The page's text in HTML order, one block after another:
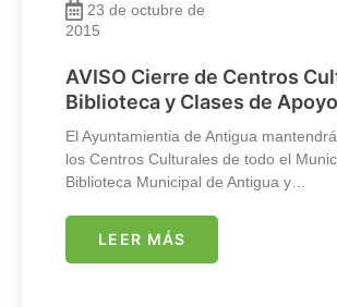
23 de octubre de
2015
AVISO Cierre de Centros
Biblioteca y Clases de Apoyo
El Ayuntamientia de Antigua
los Centros Culturales de todo el
Biblioteca Municipal de Antigua y…
LEER MÁS